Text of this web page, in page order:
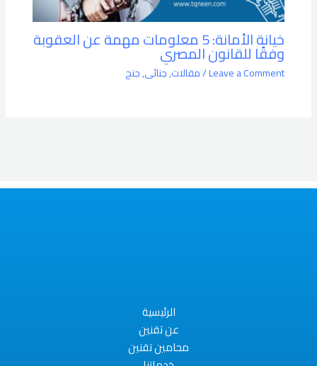
خيانة الأمانة: 5 معلومات مهمة عن العقوبة
وفقًا للقانون المصري
Leave a Comment
/مقالات,جنائى,جنح
الرئيسية
عن تقنين
محامين تقنين